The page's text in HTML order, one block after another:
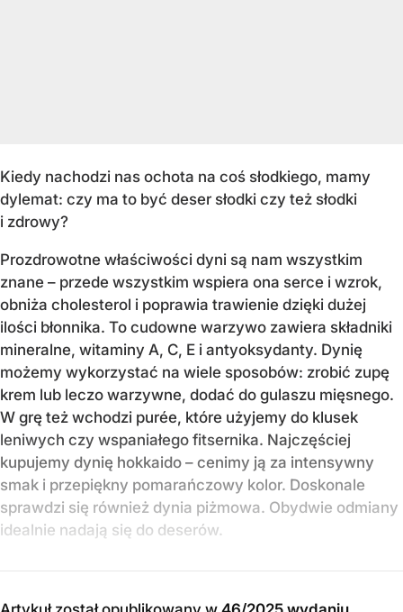
Kiedy nachodzi nas ochota na coś słodkiego, mamy
dylemat: czy ma to być deser słodki czy też słodki
i zdrowy?
Prozdrowotne właściwości dyni są nam wszystkim
znane – przede wszystkim wspiera ona serce i wzrok,
obniża cholesterol i poprawia trawienie dzięki dużej
ilości błonnika. To cudowne warzywo zawiera składniki
mineralne, witaminy A, C, E i antyoksydanty. Dynię
możemy wykorzystać na wiele sposobów: zrobić zupę
krem lub leczo warzywne, dodać do gulaszu mięsnego.
W grę też wchodzi purée, które użyjemy do klusek
leniwych czy wspaniałego fitsernika. Najczęściej
kupujemy dynię hokkaido – cenimy ją za intensywny
smak i przepiękny pomarańczowy kolor. Doskonale
sprawdzi się również dynia piżmowa. Obydwie odmiany
idealnie nadają się do deserów.